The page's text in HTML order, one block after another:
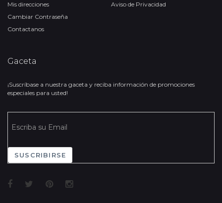
Mis direcciones
Cambiar Contraseña
Contactanos
Aviso de Privacidad
Gaceta
¡Suscríbase a nuestra gaceta y reciba información de promociones
especiales para usted!
SUSCRIBIRSE